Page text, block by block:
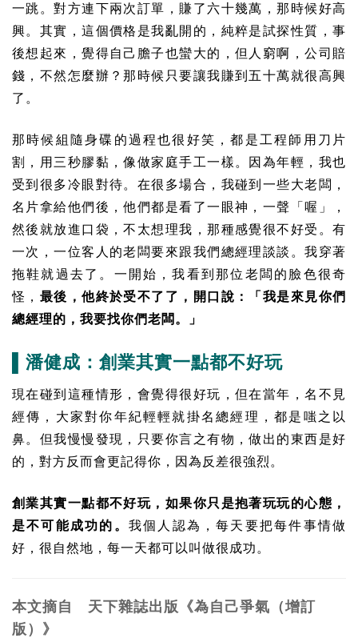
一跳。對方連下兩次訂單，賺了六十幾萬，那時候好高
興。其實，這個價格是我亂開的，純粹是試探性質，事
後想起來，覺得自己膽子也蠻大的，但人窮啊，公司賠
錢，不然怎麼辦？那時候只要讓我賺到五十萬就很高興
了。
那時候組隨身碟的過程也很好笑，都是工程師用刀片
割，用三秒膠黏，像做家庭手工一樣。因為年輕，我也
受到很多冷眼對待。在很多場合，我碰到一些大老闆，
名片拿給他們後，他們都是看了一眼神，一聲「喔」，
然後就放進口袋，不太想理我，那種感覺很不好受。有
一次，一位客人的老闆要來跟我們總經理談談。我穿著
拖鞋就過去了。一開始，我看到那位老闆的臉色很奇
怪， 最後，他終於受不了了，開口說：「我是來見你們
總經理的，我要找你們老闆。」
▌潘健成：創業其實一點都不好玩
現在碰到這種情形，會覺得很好玩，但在當年，名不見
經傳，大家對你年紀輕輕就掛名總經理，都是嗤之以
鼻。但我慢慢發現，只要你言之有物，做出的東西是好
的，對方反而會更記得你，因為反差很強烈。
創業其實一點都不好玩，如果你只是抱著玩玩的心態，
是不可能成功的。 我個人認為，每天要把每件事情做
好，很自然地，每一天都可以叫做很成功。
本文摘自 天下雜誌出版《為自己爭氣（增訂
版）》